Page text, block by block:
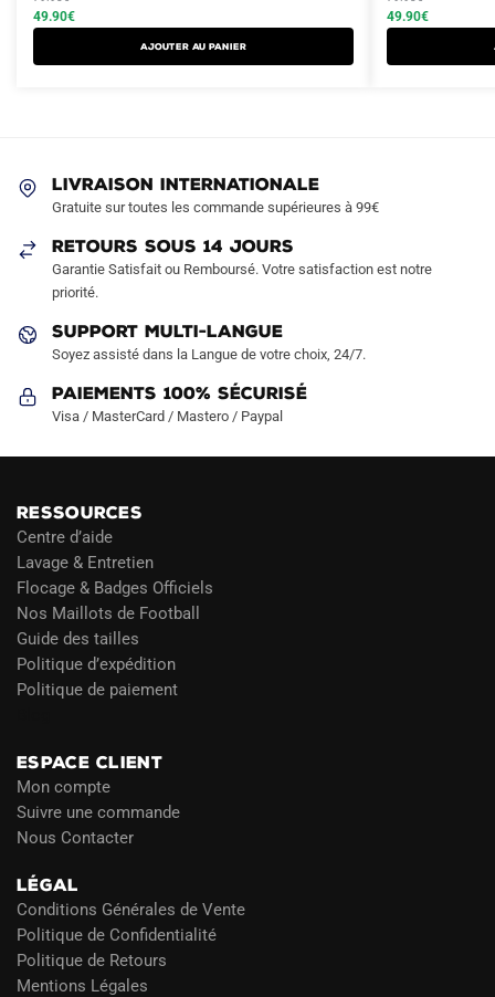
initial
était :
49.90€
actuel
est :
AJOUTER AU PANIER
a
être
choisies
sur
page
produit
initial
était :
49.90€
actuel
est :
a
la
LIVRAISON INTERNATIONALE
Gratuite sur toutes les commande supérieures à 99€
RETOURS SOUS 14 JOURS
Garantie Satisfait ou Remboursé. Votre satisfaction est notre
priorité.
SUPPORT MULTI-LANGUE
Soyez assisté dans la Langue de votre choix, 24/7.
Paiements 100% Sécurisé
Visa / MasterCard / Mastero / Paypal
RESSOURCES
Centre d’aide
Lavage & Entretien
Flocage & Badges Officiels
Nos Maillots de Football
Guide des tailles
Politique d’expédition
Politique de paiement
ESPACE CLIENT
Mon compte
Suivre une commande
Nous Contacter
LÉGAL
Conditions Générales de Vente
Politique de Confidentialité
Politique de Retours
Mentions Légales